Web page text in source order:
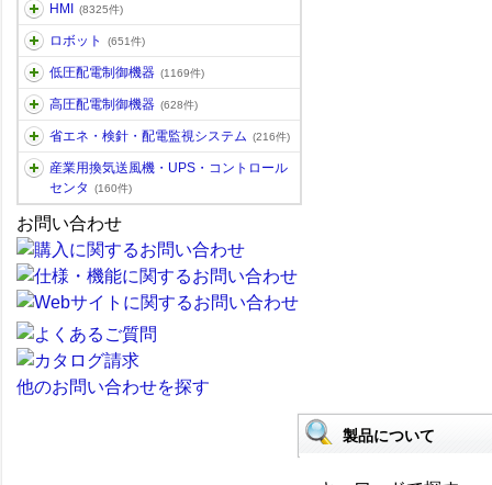
HMI (8325件)
ロボット (651件)
低圧配電制御機器 (1169件)
高圧配電制御機器 (628件)
省エネ・検針・配電監視システム (216件)
産業用換気送風機・UPS・コントロール
センタ
(160件)
お問い合わせ
他のお問い合わせを探す
製品について